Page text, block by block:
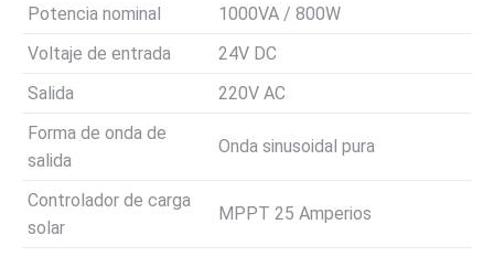
Potencia nominal
1000VA / 800W
Voltaje de entrada
24V DC
Salida
220V AC
Forma de onda de
salida
Onda sinusoidal pura
Controlador de carga
solar
MPPT 25 Amperios